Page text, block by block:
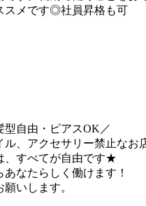
スメです◎社員昇格も可
型自由・ピアスOK／
ル、アクセサリー禁止なお
、すべてが自由です★
なたらしく働けます！
いします。